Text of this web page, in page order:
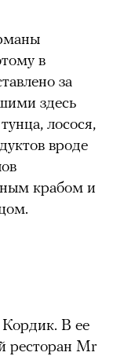
в
за
здесь
лосося,
вроде
крабом и
В ее
ресторан Mr